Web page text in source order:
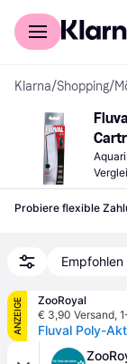
Für Shopper
Klarna/Shopping/
Probiere flexible
Empfohlen
ANZEIGE
ZooRoyal
€ 3,90 Versand,
Fluval Poly-